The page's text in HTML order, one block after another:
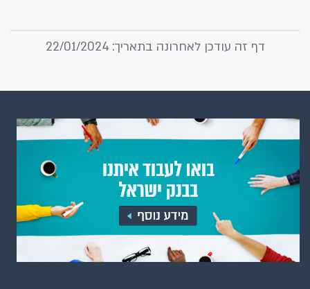
דף זה עודכן לאחרונה בתאריך: 22/01/2024